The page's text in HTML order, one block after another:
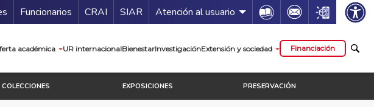
Funcionarios Guía de servicios
CRAI SIAR Atención al usuario Icon Icon Icon
académica UR internacionalBienestarInvestigaciónExtensión y sociedad Financiación
COLECCIONES EXPOSICIONES PRESERVACIÓN